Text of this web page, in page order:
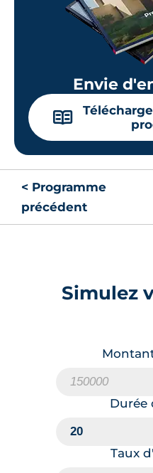
Envie
📖
< Programme
précédent
Simulez
Durée
Taux